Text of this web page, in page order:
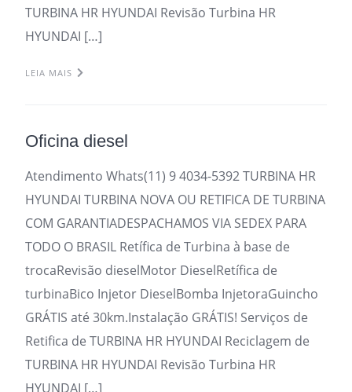
TURBINA HR HYUNDAI Revisão Turbina HR
HYUNDAI […]
LEIA MAIS
Oficina diesel
Atendimento Whats(11) 9 4034-5392 TURBINA HR
HYUNDAI TURBINA NOVA OU RETIFICA DE TURBINA
COM GARANTIADESPACHAMOS VIA SEDEX PARA
TODO O BRASIL Retífica de Turbina à base de
trocaRevisão dieselMotor DieselRetífica de
turbinaBico Injetor DieselBomba InjetoraGuincho
GRÁTIS até 30km.Instalação GRÁTIS! Serviços de
Retifica de TURBINA HR HYUNDAI Reciclagem de
TURBINA HR HYUNDAI Revisão Turbina HR
HYUNDAI […]